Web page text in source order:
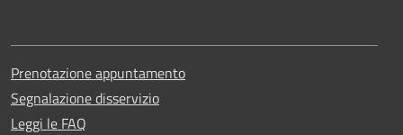
Prenotazione appuntamento
Segnalazione disservizio
Leggi le FAQ